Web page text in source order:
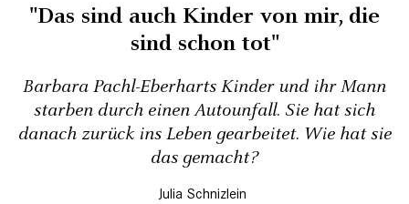
"Das sind auch Kinder von mir, die
sind schon tot"
Barbara Pachl-Eberharts Kinder und ihr Mann
starben durch einen Autounfall. Sie hat sich
danach zurück ins Leben gearbeitet. Wie hat sie
das gemacht?
Julia Schnizlein